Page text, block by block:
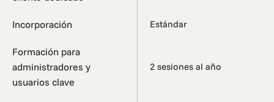
Incorporación Estándar
Formación para
administradores y
usuarios clave
2 sesiones al año